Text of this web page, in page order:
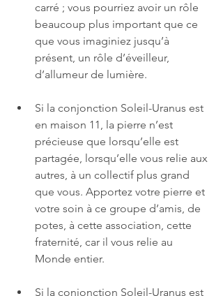
carré ; vous pourriez avoir un rôle
beaucoup plus important que ce
que vous imaginiez jusqu’à
présent, un rôle d’éveilleur,
d’allumeur de lumière.
Si la conjonction Soleil-Uranus est
en maison 11, la pierre n’est
précieuse que lorsqu’elle est
partagée, lorsqu’elle vous relie aux
autres, à un collectif plus grand
que vous. Apportez votre pierre et
votre soin à ce groupe d’amis, de
potes, à cette association, cette
fraternité, car il vous relie au
Monde entier.
Si la conjonction Soleil-Uranus est